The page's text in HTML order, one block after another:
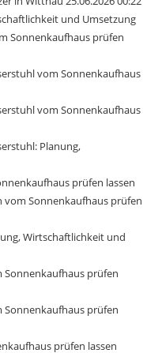
und Umsetzung
Sonnenkaufhaus prüfen
vom Sonnenkaufhaus
vom Sonnenkaufhaus
Planung,
prüfen lassen
vom Sonnenkaufhaus prüfen
Wirtschaftlichkeit und
prüfen
prüfen
prüfen lassen